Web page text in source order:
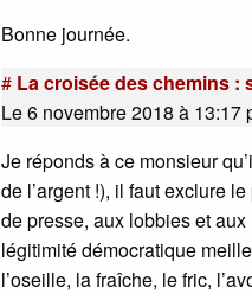
Bonne journée.
# La croisée des chemins :
Le 6 novembre 2018 à 13:17
Je réponds à ce monsieur
de l’argent !), il faut exclure
de presse, aux lobbies et
légitimité démocratique
l’oseille, la fraîche, le fric,